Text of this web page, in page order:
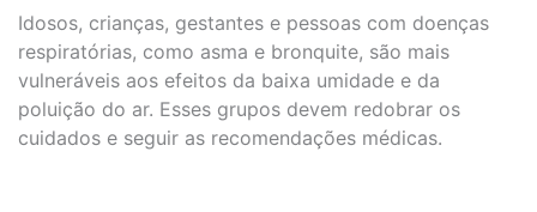
Idosos, crianças, gestantes e pessoas com doenças
respiratórias, como asma e bronquite, são mais
vulneráveis aos efeitos da baixa umidade e da
poluição do ar. Esses grupos devem redobrar os
cuidados e seguir as recomendações médicas.